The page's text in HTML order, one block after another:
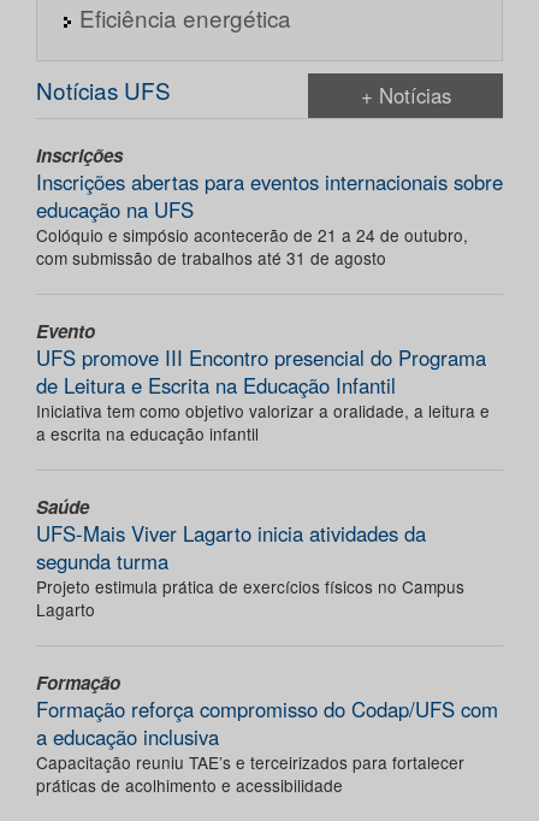
Eficiência energética
Notícias UFS + Notícias
Inscrições
Inscrições abertas para eventos internacionais sobre
educação na UFS
Colóquio e simpósio acontecerão de 21 a 24 de outubro,
com submissão de trabalhos até 31 de agosto
Evento
UFS promove III Encontro presencial do Programa
de Leitura e Escrita na Educação Infantil
Iniciativa tem como objetivo valorizar a oralidade, a leitura e
a escrita na educação infantil
Saúde
UFS-Mais Viver Lagarto inicia atividades da
segunda turma
Projeto estimula prática de exercícios físicos no Campus
Lagarto
Formação
Formação reforça compromisso do Codap/UFS com
a educação inclusiva
Capacitação reuniu TAE’s e terceirizados para fortalecer
práticas de acolhimento e acessibilidade